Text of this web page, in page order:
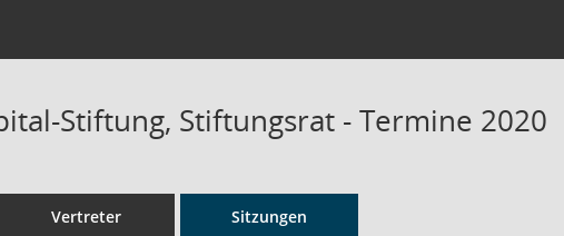
Stiftung, Stiftungsrat - Termine 2020
Vertreter Sitzungen